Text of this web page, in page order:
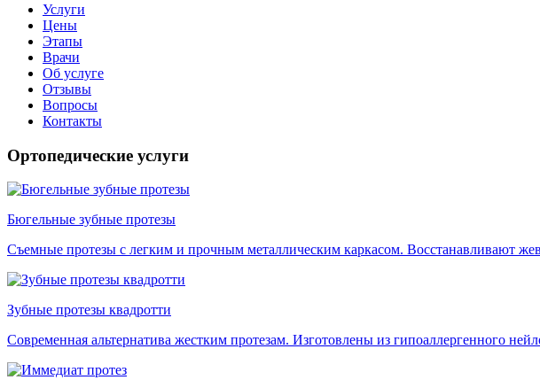
Услуги
Цены
Этапы
Врачи
Об услуге
Отзывы
Вопросы
Контакты
Ортопедические услуги
Бюгельные зубные протезы
Съемные протезы с легким и прочным металлическим каркасом. Восстанавливают
Зубные протезы квадротти
Современная альтернатива жестким протезам. Изготовлены из гипоаллергенного